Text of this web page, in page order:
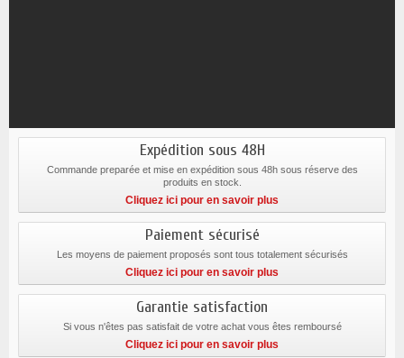
Expédition sous 48H
Commande preparée et mise en expédition sous 48h sous réserve des
produits en stock.
Cliquez ici pour en savoir plus
Paiement sécurisé
Les moyens de paiement proposés sont tous totalement sécurisés
Cliquez ici pour en savoir plus
Garantie satisfaction
Si vous n'êtes pas satisfait de votre achat vous êtes remboursé
Cliquez ici pour en savoir plus